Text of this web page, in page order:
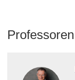
Professoren